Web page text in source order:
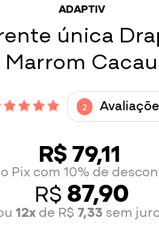
ADAPTIV
única
Marrom Cacau
2
R$ 79,11
Pix com 10% de
R$ 87,90
12xde R$ 7,33 sem